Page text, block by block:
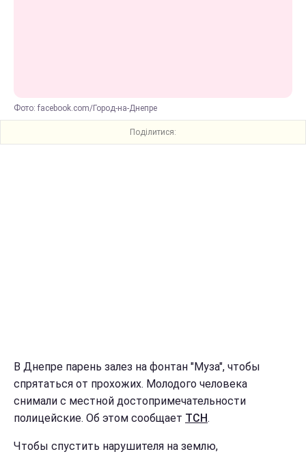
Фото: facebook.com/Город-на-Днепре
Поділитися:
В Днепре парень залез на фонтан "Муза", чтобы
спрятаться от прохожих. Молодого человека
снимали с местной достопримечательности
полицейские. Об этом сообщает ТСН.
Чтобы спустить нарушителя на землю,